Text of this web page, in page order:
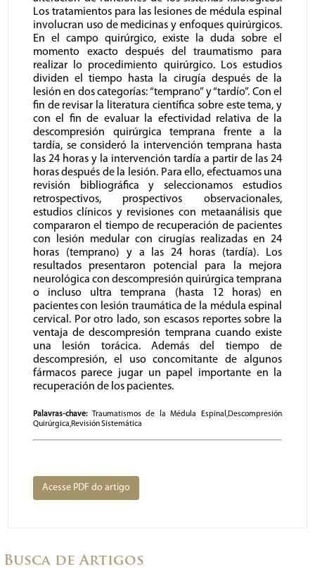
Los tratamientos para las lesiones de médula espinal
involucran uso de medicinas y enfoques quirúrgicos.
En el campo quirúrgico, existe la duda sobre el
momento exacto después del traumatismo para
realizar lo procedimiento quirúrgico. Los estudios
dividen el tiempo hasta la cirugía después de la
lesión en dos categorías: “temprano” y “tardío”. Con el
fin de revisar la literatura científica sobre este tema, y
con el fin de evaluar la efectividad relativa de la
descompresión quirúrgica temprana frente a la
tardía, se consideró la intervención temprana hasta
las 24 horas y la intervención tardía a partir de las 24
horas después de la lesión. Para ello, efectuamos una
revisión bibliográfica y seleccionamos estudios
retrospectivos, prospectivos observacionales,
estudios clínicos y revisiones con metaanálisis que
compararon el tiempo de recuperación de pacientes
con lesión medular con cirugías realizadas en 24
horas (temprano) y a las 24 horas (tardía). Los
resultados presentaron potencial para la mejora
neurológica con descompresión quirúrgica temprana
o incluso ultra temprana (hasta 12 horas) en
pacientes con lesión traumática de la médula espinal
cervical. Por otro lado, son escasos reportes sobre la
ventaja de descompresión temprana cuando existe
una lesión torácica. Además del tiempo de
descompresión, el uso concomitante de algunos
fármacos parece jugar un papel importante en la
recuperación de los pacientes.
Palavras-chave:Traumatismos de la Médula Espinal,Descompresión
Quirúrgica,Revisión Sistemática
Acesse PDF do artigo
Busca de Artigos